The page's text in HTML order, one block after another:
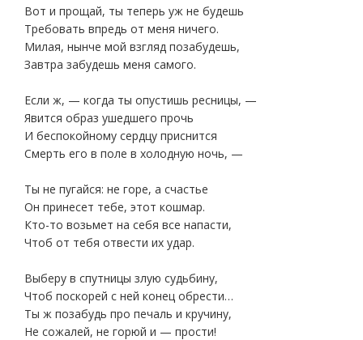
Вот и прощай, ты теперь уж не будешь
Требовать впредь от меня ничего.
Милая, нынче мой взгляд позабудешь,
Завтра забудешь меня самого.
Если ж, — когда ты опустишь ресницы, —
Явится образ ушедшего прочь
И беспокойному сердцу приснится
Смерть его в поле в холодную ночь, —
Ты не пугайся: не горе, а счастье
Он принесет тебе, этот кошмар.
Кто-то возьмет на себя все напасти,
Чтоб от тебя отвести их удар.
Выберу в спутницы злую судьбину,
Чтоб поскорей с ней конец обрести…
Ты ж позабудь про печаль и кручину,
Не сожалей, не горюй и — прости!